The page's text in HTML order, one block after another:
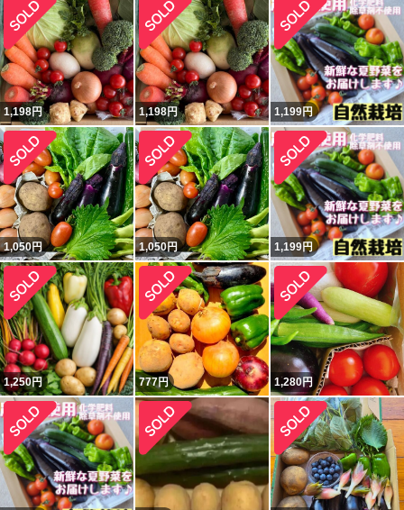
1,198円 1,198円 1,199円
1,050円 1,050円 1,199円
1,250円 777円 1,280円